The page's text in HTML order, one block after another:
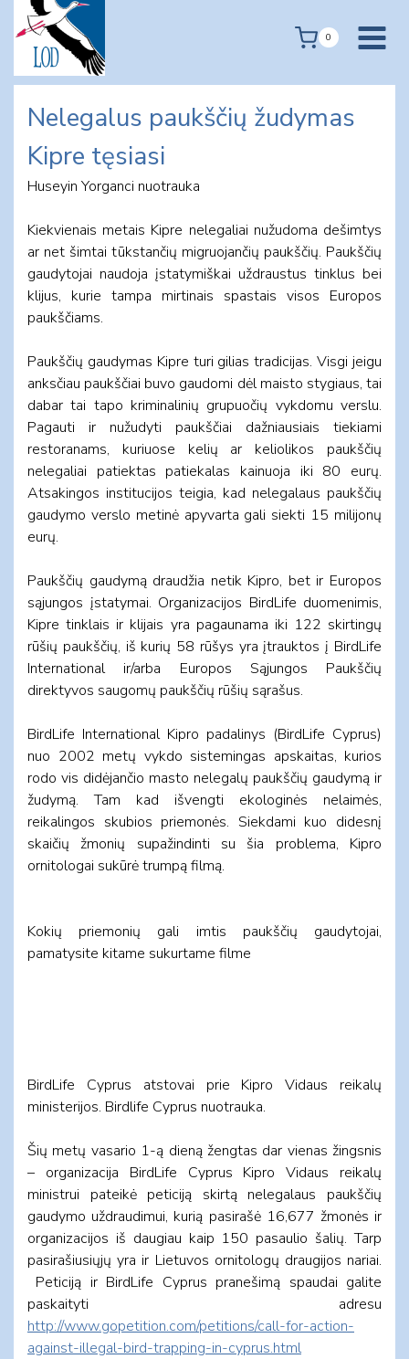
content
0
Nelegalus paukščių žudymas
Kipre tęsiasi
Huseyin Yorganci nuotrauka
Kiekvienais metais Kipre nelegaliai nužudoma dešimtys
ar net šimtai tūkstančių migruojančių paukščių. Paukščių
gaudytojai naudoja įstatymiškai uždraustus tinklus bei
klijus, kurie tampa mirtinais spastais visos Europos
paukščiams.
Paukščių gaudymas Kipre turi gilias tradicijas. Visgi jeigu
anksčiau paukščiai buvo gaudomi dėl maisto stygiaus, tai
dabar tai tapo kriminalinių grupuočių vykdomu verslu.
Pagauti ir nužudyti paukščiai dažniausiais tiekiami
restoranams, kuriuose kelių ar keliolikos paukščių
nelegaliai patiektas patiekalas kainuoja iki 80 eurų.
Atsakingos institucijos teigia, kad nelegalaus paukščių
gaudymo verslo metinė apyvarta gali siekti 15 milijonų
eurų.
Paukščių gaudymą draudžia netik Kipro, bet ir Europos
sąjungos įstatymai. Organizacijos BirdLife duomenimis,
Kipre tinklais ir klijais yra pagaunama iki 122 skirtingų
rūšių paukščių, iš kurių 58 rūšys yra įtrauktos į BirdLife
International ir/arba Europos Sąjungos Paukščių
direktyvos saugomų paukščių rūšių sąrašus.
BirdLife International Kipro padalinys (BirdLife Cyprus)
nuo 2002 metų vykdo sistemingas apskaitas, kurios
rodo vis didėjančio masto nelegalų paukščių gaudymą ir
žudymą. Tam kad išvengti ekologinės nelaimės,
reikalingos skubios priemonės. Siekdami kuo didesnį
skaičių žmonių supažindinti su šia problema, Kipro
ornitologai sukūrė trumpą filmą.
Kokių priemonių gali imtis paukščių gaudytojai,
pamatysite kitame sukurtame filme
BirdLife Cyprus atstovai prie Kipro Vidaus reikalų
ministerijos. Birdlife Cyprus nuotrauka.
Šių metų vasario 1-ą dieną žengtas dar vienas žingsnis
– organizacija BirdLife Cyprus Kipro Vidaus reikalų
ministrui pateikė peticiją skirtą nelegalaus paukščių
gaudymo uždraudimui, kurią pasirašė 16,677 žmonės ir
organizacijos iš daugiau kaip 150 pasaulio šalių. Tarp
pasirašiusiųjų yra ir Lietuvos ornitologų draugijos nariai.
Peticiją ir BirdLife Cyprus pranešimą spaudai galite
paskaityti adresu
http://www.gopetition.com/petitions/call-for-action-
against-illegal-bird-trapping-in-cyprus.html